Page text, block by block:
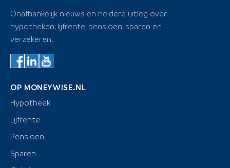
Onafhankelijk nieuws en heldere uitleg over
hypotheken, lijfrente, pensioen, sparen en
verzekeren.
OP MONEYWISE.NL
Hypotheek
Lijfrente
Pensioen
Sparen